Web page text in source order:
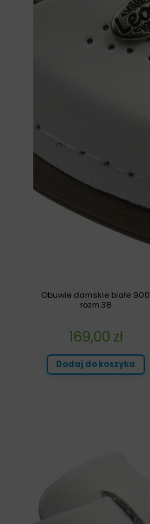
Obuwie damskie białe 900
rozm.38
169,00 zł
Dodaj do koszyka